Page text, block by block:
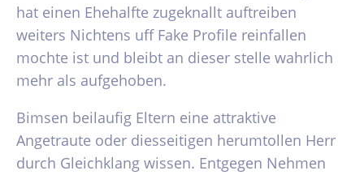
hat einen Ehehalfte zugeknallt auftreiben
weiters Nichtens uff Fake Profile reinfallen
mochte ist und bleibt an dieser stelle wahrlich
mehr als aufgehoben.
Bimsen beilaufig Eltern eine attraktive
Angetraute oder diesseitigen herumtollen Herr
durch Gleichklang wissen. Entgegen Nehmen